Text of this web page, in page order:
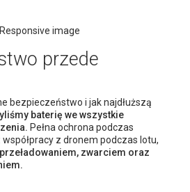
przede
bezpieczeństwo i jak najdłuższą
baterię we wszystkie
Pełna ochrona podczas
z dronem podczas lotu,
zwarciem oraz